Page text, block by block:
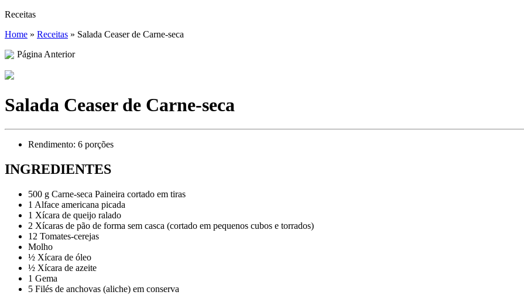
Receitas
Home » Receitas » Salada Ceaser de Carne-seca
Página Anterior
Salada Ceaser de Carne-seca
Rendimento: 6 porções
INGREDIENTES
500 g Carne-seca Paineira cortado em tiras
1 Alface americana picada
1 Xícara de queijo ralado
2 Xícaras de pão de forma sem casca (cortado em pequenos cubos e torrados)
12 Tomates-cerejas
Molho
½ Xícara de óleo
½ Xícara de azeite
1 Gema
5 Filés de anchovas (aliche) em conserva